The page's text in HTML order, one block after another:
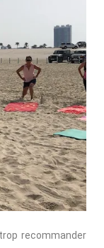
recommander